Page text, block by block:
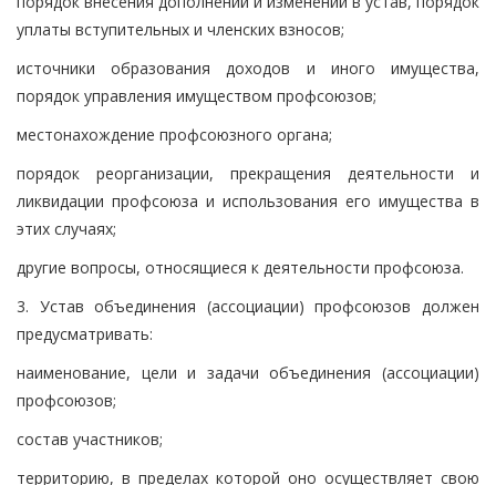
уплаты вступительных и членских взносов;
источники образования доходов и иного имущества,
порядок управления имуществом профсоюзов;
местонахождение профсоюзного органа;
порядок реорганизации, прекращения деятельности и
ликвидации профсоюза и использования его имущества в
этих случаях;
другие вопросы, относящиеся к деятельности профсоюза.
3. Устав объединения (ассоциации) профсоюзов должен
предусматривать:
наименование, цели и задачи объединения (ассоциации)
профсоюзов;
состав участников;
территорию, в пределах которой оно осуществляет свою